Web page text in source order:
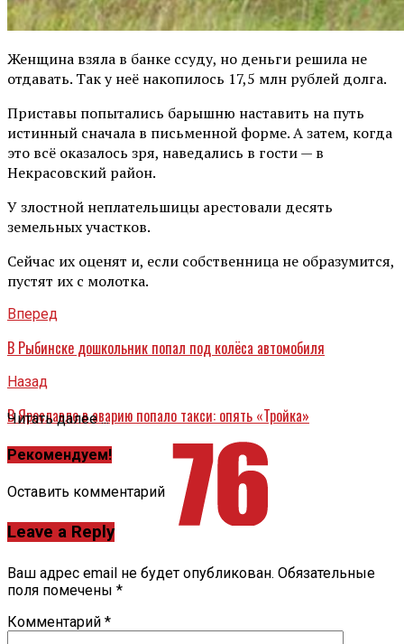
Женщина взяла в банке ссуду, но деньги решила не
отдавать. Так у неё накопилось 17,5 млн рублей долга.
Приставы попытались барышню наставить на путь
истинный сначала в письменной форме. А затем, когда
это всё оказалось зря, наведались в гости — в
Некрасовский район.
У злостной неплательшицы арестовали десять
земельных участков.
Сейчас их оценят и, если собственница не образумится,
пустят их с молотка.
Вперед
В Рыбинске дошкольник попал под колёса автомобиля
Назад
В Ярославле в аварию попало такси: опять «Тройка»
Читать далее ...
Рекомендуем!
Оставить комментарий
Leave a Reply
Ваш адрес email не будет опубликован. Обязательные
поля помечены *
Комментарий *